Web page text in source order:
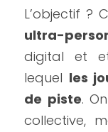
L’objectif ?
ultra-
digital et
lequel les
de piste.
collective,